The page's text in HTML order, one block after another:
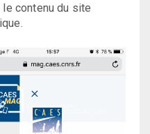
contenu du site